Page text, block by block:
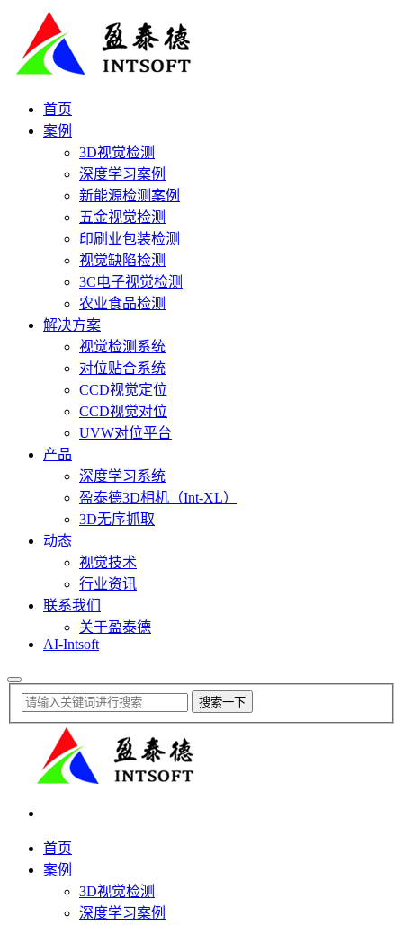
首页
案例
3D视觉检测
深度学习案例
新能源检测案例
五金视觉检测
印刷业包装检测
视觉缺陷检测
3C电子视觉检测
农业食品检测
解决方案
视觉检测系统
对位贴合系统
CCD视觉定位
CCD视觉对位
UVW对位平台
产品
深度学习系统
盈泰德3D相机（Int-XL）
3D无序抓取
动态
视觉技术
行业资讯
联系我们
关于盈泰德
AI-Intsoft
首页
案例
3D视觉检测
深度学习案例